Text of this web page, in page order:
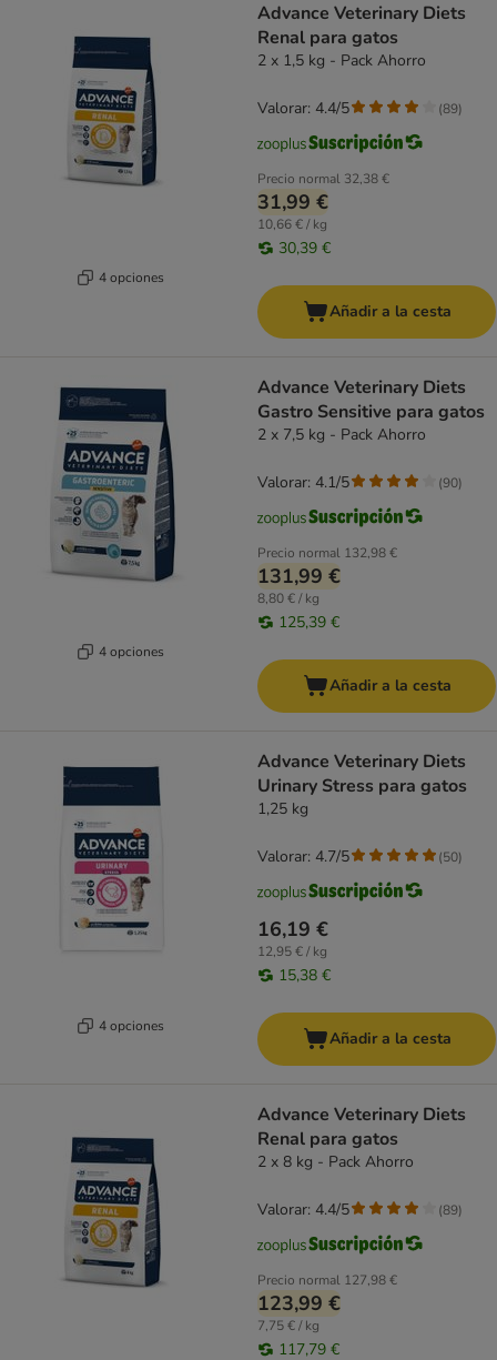
4 opciones
Advance Veterinary Diets
Renal para gatos
2 x 1,5 kg - Pack Ahorro
Precio normal 32,38 €
31,99 €
10,66 € / kg
30,39 €
Valorar: 4.4/5 (89)
Añadir a la cesta
4 opciones
Advance Veterinary Diets
Gastro Sensitive para gatos
2 x 7,5 kg - Pack Ahorro
Precio normal 132,98 €
131,99 €
8,80 € / kg
125,39 €
Valorar: 4.1/5 (90)
Añadir a la cesta
4 opciones
Advance Veterinary Diets
Urinary Stress para gatos
1,25 kg
16,19 €
12,95 € / kg
15,38 €
Valorar: 4.7/5 (50)
Añadir a la cesta
Advance Veterinary Diets
Renal para gatos
2 x 8 kg - Pack Ahorro
Precio normal 127,98 €
123,99 €
7,75 € / kg
117,79 €
Valorar: 4.4/5 (89)